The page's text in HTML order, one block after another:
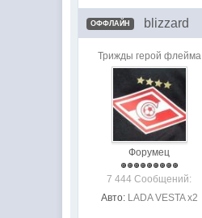
ОФФЛАЙН blizzard
Трижды герой флейма
Форумец
7 444 Сообщений:
Авто: LADA VESTA х2